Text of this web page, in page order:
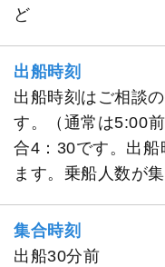
ど
出船時刻
出船時刻はご相談
す。（通常は5:00
合4：30です。出船
ます。乗船人数が
集合時刻
出船30分前